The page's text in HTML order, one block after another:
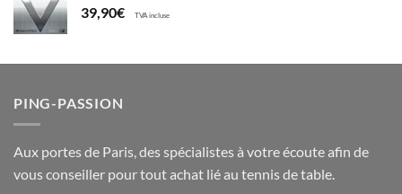
39,90€ TVA incluse
PING-PASSION
Aux portes de Paris, des spécialistes à votre écoute afin de
vous conseiller pour tout achat lié au tennis de table.